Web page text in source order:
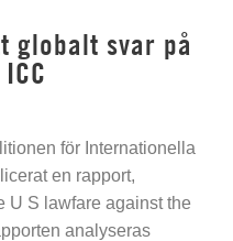
globalt svar på
för Internationella
en rapport,
U S lawfare against the
analyseras